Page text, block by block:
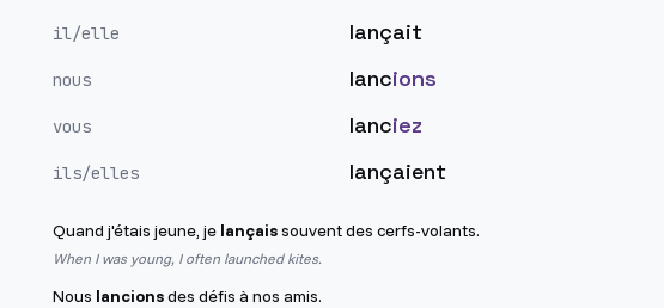
il/elle lançait
nous lancions
vous lanciez
ils/elles lançaient
Quand j'étais jeune, je lançaissouvent des cerfs-volants.
When I was young, I often launched kites.
Nous lancionsdes défis à nos amis.